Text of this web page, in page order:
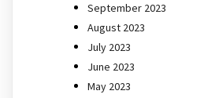
September 2023
August 2023
July 2023
June 2023
May 2023